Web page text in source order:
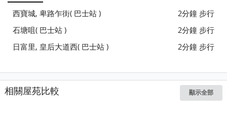
西寶城, 卑路乍街( 巴士站 )
2分鐘 步行
石塘咀( 巴士站 )
2分鐘 步行
日富里, 皇后大道西( 巴士站 )
2分鐘 步行
相關屋苑比較 顯示全部